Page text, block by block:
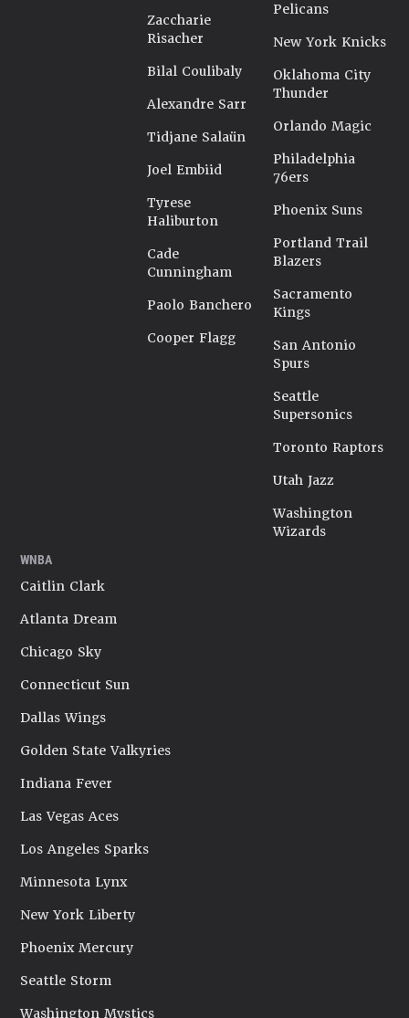
Zaccharie
Risacher
Bilal Coulibaly
Alexandre Sarr
Tidjane Salaün
Joel Embiid
Tyrese
Haliburton
Cade
Cunningham
Paolo Banchero
Cooper Flagg
Pelicans
New York Knicks
Oklahoma City
Thunder
Orlando Magic
Philadelphia
76ers
Phoenix Suns
Portland Trail
Blazers
Sacramento
Kings
San Antonio
Spurs
Seattle
Supersonics
Toronto Raptors
Utah Jazz
Washington
Wizards
WNBA
Caitlin Clark
Atlanta Dream
Chicago Sky
Connecticut Sun
Dallas Wings
Golden State Valkyries
Indiana Fever
Las Vegas Aces
Los Angeles Sparks
Minnesota Lynx
New York Liberty
Phoenix Mercury
Seattle Storm
Washington Mystics